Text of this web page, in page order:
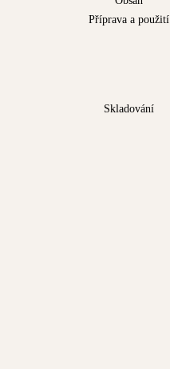
Příprava a použití
Skladování